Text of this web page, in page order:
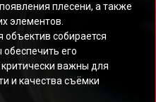
плесени, а также
элементов.
объектив собирается
обеспечить его
важны для
и качества съёмки